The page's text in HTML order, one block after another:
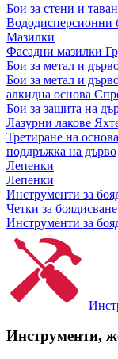
Бои за стени и
Вододисперсионни
Мазилки
Фасадни мазилки
Бои за метал и
Бои за метал и
алкидна основа
Бои за защита на
Лазурни лакове
Третиране на
поддръжка на дърво
Лепенки
Лепенки
Инструменти за
Четки за боядисване
Инструменти за
Инструменти,